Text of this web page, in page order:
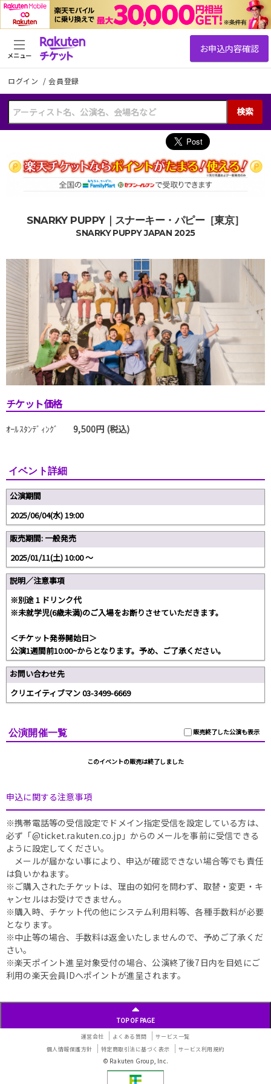
ログイン /会員登録
検索
メニュー
SNARKY PUPPY｜スナーキー・パピー［東京］
SNARKY PUPPY JAPAN 2025
チケット価格
ｵｰﾙｽﾀﾝﾃﾞｨﾝｸﾞ 9,500円 (税込)
イベント詳細
公演期間
2025/06/04(水) 19:00
販売期間: 一般発売
2025/01/11(土) 10:00 〜
説明／注意事項
※別途 1 ドリンク代
※未就学児(6歳未満)のご入場をお断りさせていただきます。
＜チケット発券開始日＞
公演1週間前10:00~からとなります。予め、ご了承ください。
お問い合わせ先
クリエイティブマン 03-3499-6669
販売終了した公演も表示
公演開催一覧
このイベントの販売は終了しました
申込に関する注意事項
※携帯電話等の受信設定でドメイン指定受信を設定している方は、
必ず「@ticket.rakuten.co.jp」からのメールを事前に受信できる
ように設定してください。
メールが届かない事により、申込が確認できない場合等でも責任
は負いかねます。
※ご購入されたチケットは、理由の如何を問わず、取替・変更・キ
ャンセルはお受けできません。
※購入時、チケット代の他にシステム利用料等、各種手数料が必要
となります。
※中止等の場合、手数料は返金いたしませんので、予めご了承くだ
さい。
※楽天ポイント進呈対象受付の場合、公演終了後7日内を目処にご
利用の楽天会員IDへポイントが進呈されます。
TOP OF PAGE
運営会社 よくある質問
サービス一覧
個人情報保護方針
特定商取引法に基づく表示 サービス利用規約
© Rakuten Group, Inc.